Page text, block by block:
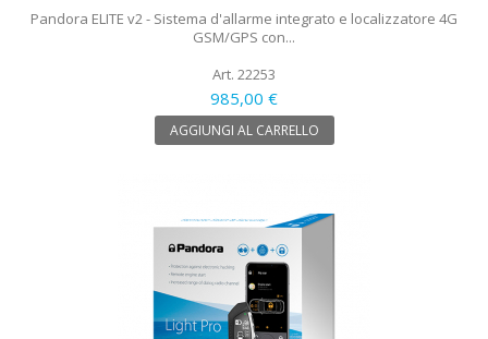
Pandora ELITE v2 - Sistema d'allarme integrato e localizzatore 4G
GSM/GPS con...
Art. 22253
985,00 €
AGGIUNGI AL CARRELLO